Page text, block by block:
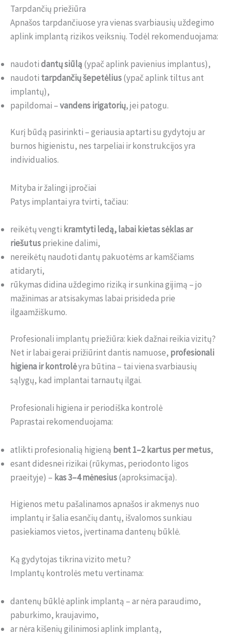
Tarpdančių priežiūra
Apnašos tarpdančiuose yra vienas svarbiausių uždegimo
aplink implantą rizikos veiksnių. Todėl rekomenduojama:
naudotidantų siūlą (ypač aplink pavienius implantus),
naudoti tarpdančių šepetėlius(ypač aplink tiltus ant
implantų),
papildomai –vandens irigatorių, jei patogu.
Kurį būdą pasirinkti – geriausia aptarti su gydytoju ar
burnos higienistu, nes tarpeliai ir konstrukcijos yra
individualios.
Mityba ir žalingi įpročiai
Patys implantai yra tvirti, tačiau:
reikėtų vengti kramtyti ledą, labai kietas sėklas ar
riešutuspriekine dalimi,
nereikėtų naudoti dantų pakuotėms ar kamščiams
atidaryti,
rūkymas didina uždegimo riziką ir sunkina gijimą – jo
mažinimas ar atsisakymas labai prisideda prie
ilgaamžiškumo.
Profesionali implantų priežiūra: kiek dažnai reikia vizitų?
Net ir labai gerai prižiūrint dantis namuose, profesionali
higiena ir kontrolėyra būtina – tai viena svarbiausių
sąlygų, kad implantai tarnautų ilgai.
Profesionali higiena ir periodiška kontrolė
Paprastai rekomenduojama:
atlikti profesionalią higieną bent 1–2 kartus per metus,
esant didesnei rizikai (rūkymas, periodonto ligos
praeityje) – kas 3–4 mėnesius(aproksimacija).
Higienos metu pašalinamos apnašos ir akmenys nuo
implantų ir šalia esančių dantų, išvalomos sunkiau
pasiekiamos vietos, įvertinama dantenų būklė.
Ką gydytojas tikrina vizito metu?
Implantų kontrolės metu vertinama:
dantenų būklė aplink implantą – ar nėra paraudimo,
paburkimo, kraujavimo,
ar nėra kišenių gilinimosi aplink implantą,